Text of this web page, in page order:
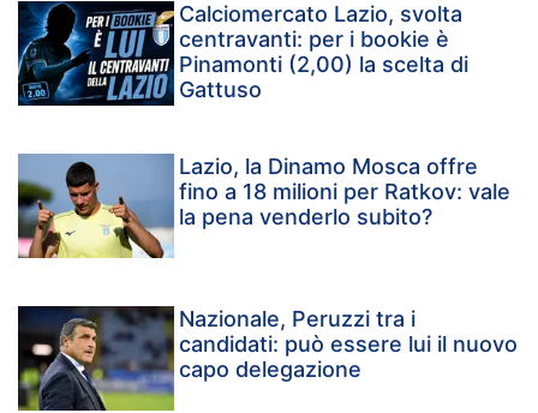
Calciomercato Lazio, svolta
centravanti: per i bookie è
Pinamonti (2,00) la scelta di
Gattuso
Lazio, la Dinamo Mosca offre
fino a 18 milioni per Ratkov: vale
la pena venderlo subito?
Nazionale, Peruzzi tra i
candidati: può essere lui il nuovo
capo delegazione